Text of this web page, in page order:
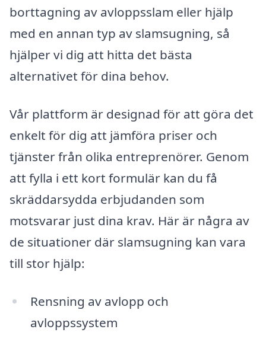
borttagning av avloppsslam eller hjälp
med en annan typ av slamsugning, så
hjälper vi dig att hitta det bästa
alternativet för dina behov.
Vår plattform är designad för att göra det
enkelt för dig att jämföra priser och
tjänster från olika entreprenörer. Genom
att fylla i ett kort formulär kan du få
skräddarsydda erbjudanden som
motsvarar just dina krav. Här är några av
de situationer där slamsugning kan vara
till stor hjälp:
Rensning av avlopp och
avloppssystem